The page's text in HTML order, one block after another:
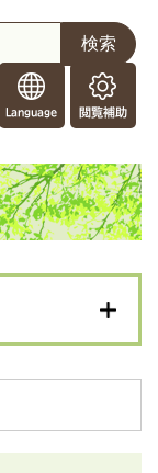
o
r
e
i
n
s
閲
覧
助